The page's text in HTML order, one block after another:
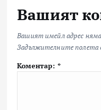
Вашият
Вашият имейл адрес няма
Задължителните полета
Коментар: *